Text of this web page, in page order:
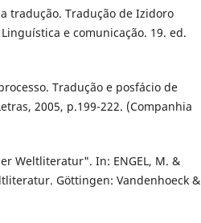
tradução. Tradução de Izidoro
Linguística e comunicação. 19. ed.
Tradução e posfácio de
2005, p.199-222. (Companhia
Weltliteratur". In: ENGEL, M. &
Göttingen: Vandenhoeck &